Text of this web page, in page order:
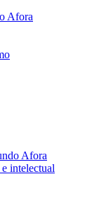
Afora
Afora
intelectual